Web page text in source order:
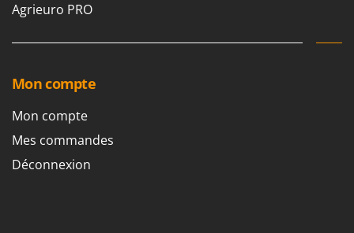
Agrieuro PRO
Mon compte
Mon compte
Mes commandes
Déconnexion